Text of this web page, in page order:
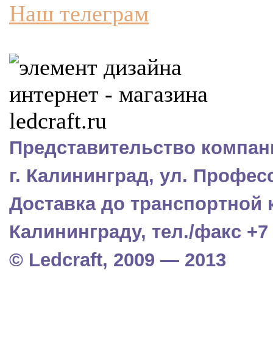
Наш телеграм
Представительство
г. Калининград, ул.
Доставка до
Калининграду, тел./факс +7
© Ledcraft, 2009 — 2013